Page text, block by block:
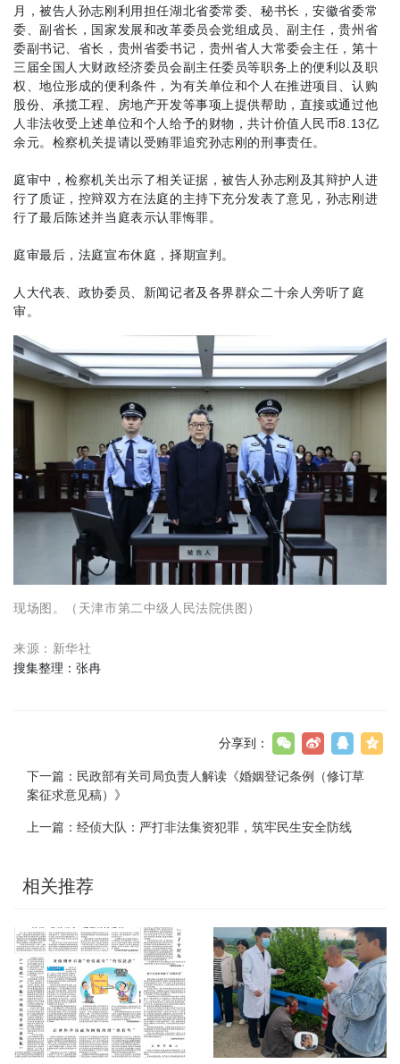
月，被告人孙志刚利用担任湖北省委常委、秘书长，安徽省委常
委、副省长，国家发展和改革委员会党组成员、副主任，贵州省
委副书记、省长，贵州省委书记，贵州省人大常委会主任，第十
三届全国人大财政经济委员会副主任委员等职务上的便利以及职
权、地位形成的便利条件，为有关单位和个人在推进项目、认购
股份、承揽工程、房地产开发等事项上提供帮助，直接或通过他
人非法收受上述单位和个人给予的财物，共计价值人民币8.13亿
余元。检察机关提请以受贿罪追究孙志刚的刑事责任。
庭审中，检察机关出示了相关证据，被告人孙志刚及其辩护人进
行了质证，控辩双方在法庭的主持下充分发表了意见，孙志刚进
行了最后陈述并当庭表示认罪悔罪。
庭审最后，法庭宣布休庭，择期宣判。
人大代表、政协委员、新闻记者及各界群众二十余人旁听了庭
审。
现场图。（天津市第二中级人民法院供图）
来源：新华社
搜集整理：张冉
分享到：
下一篇： 民政部有关司局负责人解读《婚姻登记条例（修订草
案征求意见稿）》
上一篇： 经侦大队：严打非法集资犯罪，筑牢民生安全防线
相关推荐